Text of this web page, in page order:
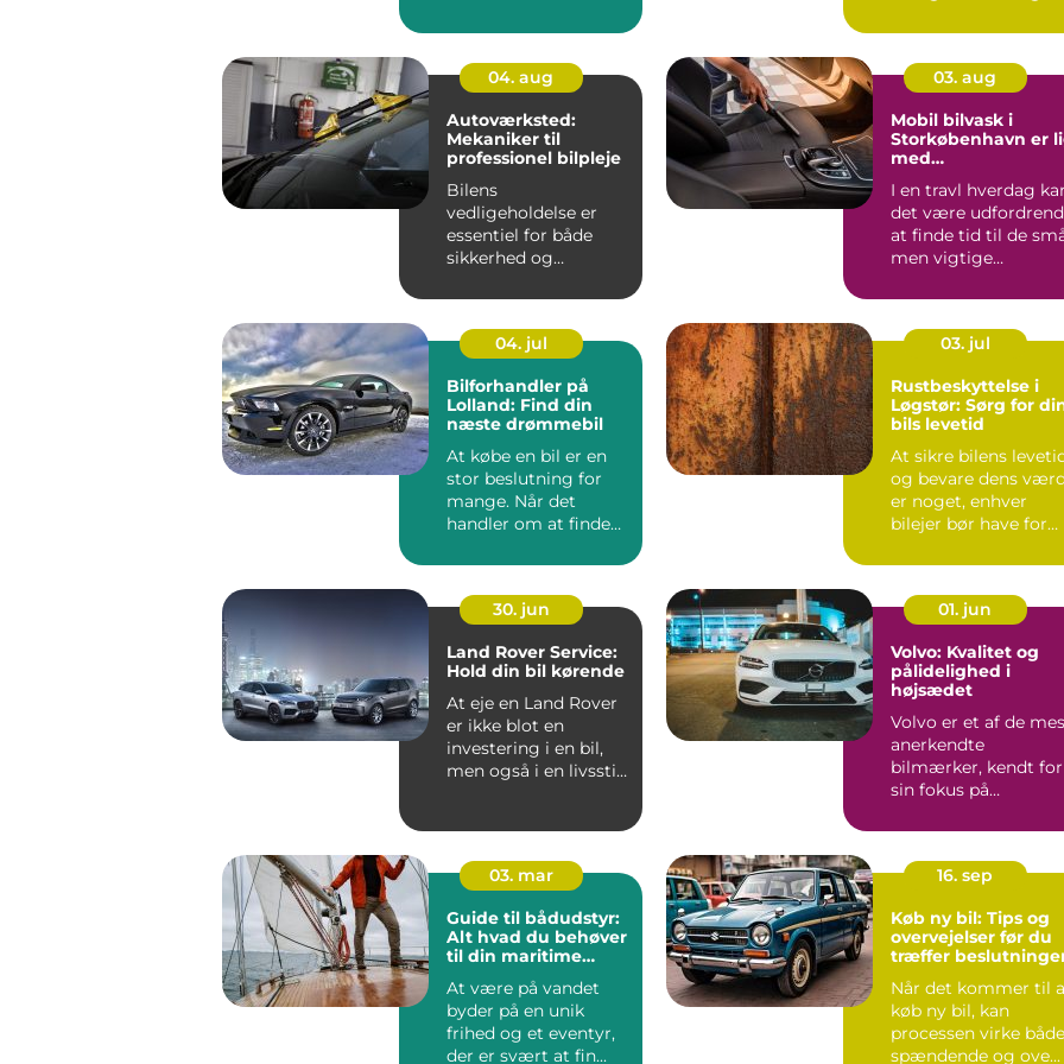
04. aug
Autoværksted:
Mekaniker til
professionel bilpleje
Bilens
vedligeholdelse er
essentiel for både
sikkerhed og
er her betydn...
03. aug
Mobil bilvask i
Storkøbenhavn er
med
I en travl hverdag
det være
at finde tid til de
men vigtige
04. jul
Bilforhandler på
Lolland: Find din
næste drømmebil
At købe en bil er en
stor beslutning for
mange. Når det
handler om at finde
03. jul
Rustbeskyttelse i
Løgstør: Sørg for
bils levetid
At sikre bilens
og bevare dens
er noget, enhver
bilejer bør have for
30. jun
Land Rover Service:
Hold din bil kørende
At eje en Land Rover
er ikke blot en
investering i en bil,
men også i en livsstil
01. jun
Volvo: Kvalitet og
pålidelighed i
højsædet
Volvo er et af de
anerkendte
bilmærker, kendt for
sin fokus på
03. mar
Guide til bådudstyr:
Alt hvad du behøver
til din maritime
At være på vandet
byder på en unik
frihed og et eventyr,
der er svært at fin...
16. sep
Køb ny bil: Tips og
overvejelser før du
træffer
Når det kommer til
køb ny bil, kan
processen virke både
spændende og ove...